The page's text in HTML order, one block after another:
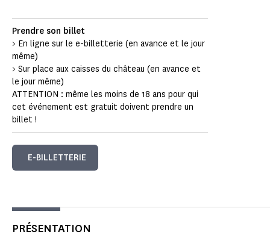
Prendre son billet
> En ligne sur le e-billetterie (en avance et le jour
même)
> Sur place aux caisses du château (en avance et
le jour même)
ATTENTION : même les moins de 18 ans pour qui
cet événement est gratuit doivent prendre un
billet !
E-BILLETTERIE
PRÉSENTATION